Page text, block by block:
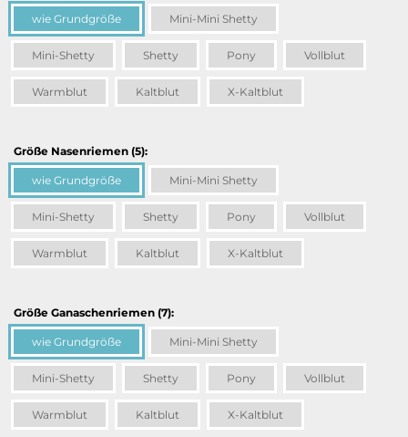
wie Grundgröße Mini-Mini Shetty
Mini-Shetty Shetty Pony Vollblut
Warmblut Kaltblut X-Kaltblut
Größe Nasenriemen (5):
wie Grundgröße Mini-Mini Shetty
Mini-Shetty Shetty Pony Vollblut
Warmblut Kaltblut X-Kaltblut
Größe Ganaschenriemen (7):
wie Grundgröße Mini-Mini Shetty
Mini-Shetty Shetty Pony Vollblut
Warmblut Kaltblut X-Kaltblut